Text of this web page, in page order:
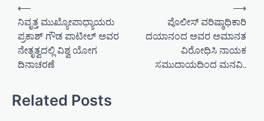
a
⟵
ನಿವೃತ್ತ ಮುಖ್ಯೋಪಾಧ್ಯಾಯರು
ಪ್ರಕಾಶ್ ಗೌಡ ಪಾಟೀಲ್ ಅವರ
ನೇತೃತ್ವದಲ್ಲಿ ವಿಶ್ವ ಯೋಗ
ದಿನಾಚರಣೆ
ಪೊಲೀಸ್ ವರಿಷ್ಠಾಧಿಕಾರಿ
ದಯಾನಂದ ಅವರ ಅಮಾನತ
ವಿರೋಧಿಸಿ ನಾಯಕ
ಸಮುದಾಯದಿಂದ ಮನವಿ..
⟶
Related Posts